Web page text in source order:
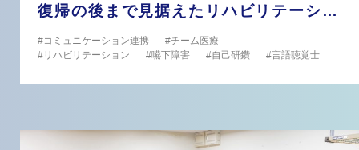
復帰の後まで見据えたリハビリテーショ
コミュニケーション連携
チーム医療
リハビリテーション
嚥下障害 自己研鑽 言語聴覚士